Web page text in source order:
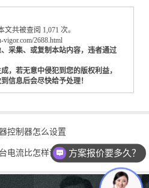
文共被查阅 1,071 次。
2688.html
采集、或复制本站内容，违者通过
，若无意中侵犯到您的版权利益，
信息后会尽快给予处理！
控制器怎么设置
电流比怎样调 方案报价要多久？